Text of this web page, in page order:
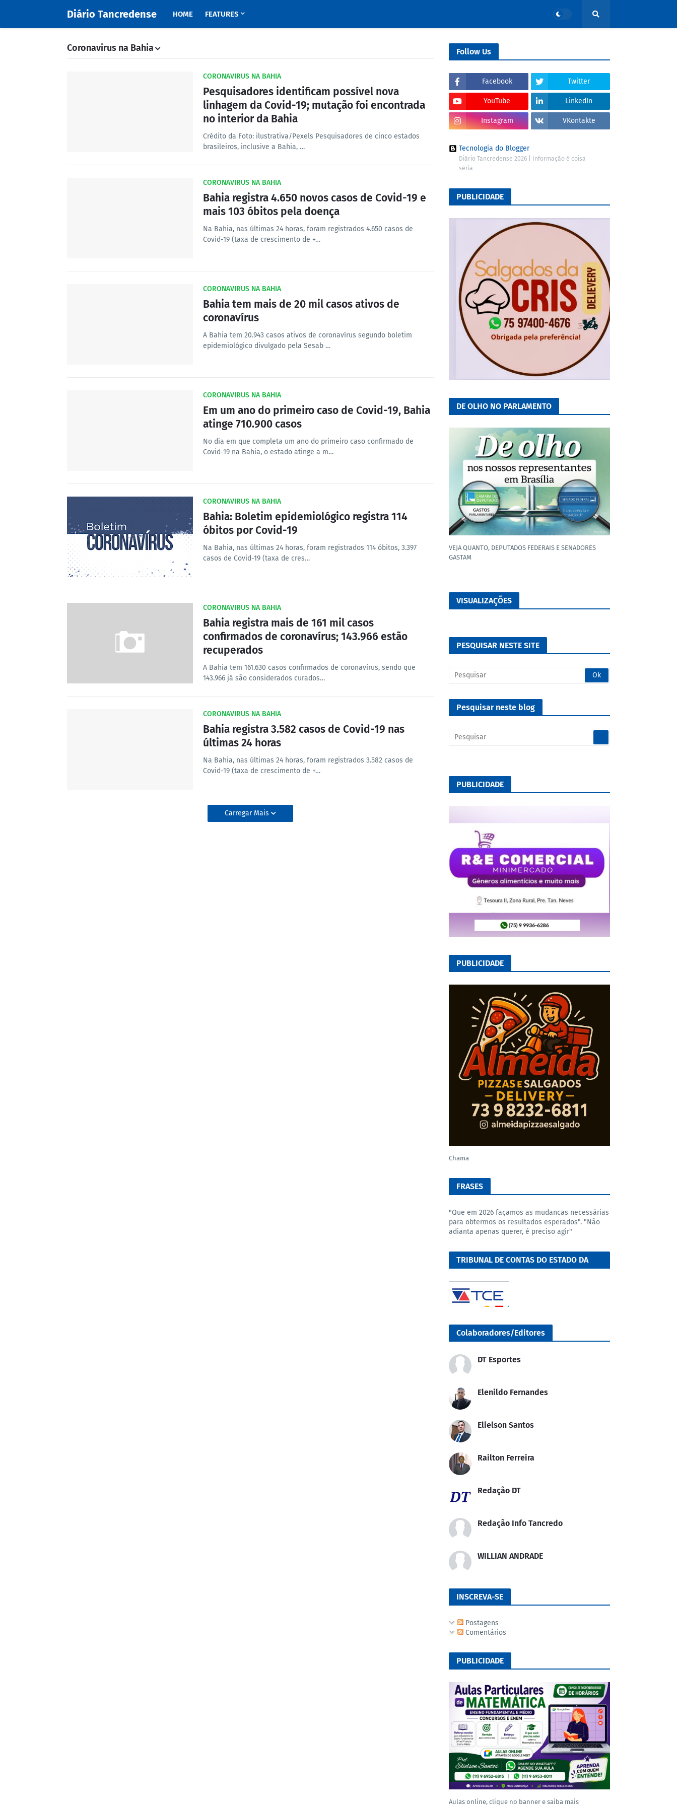
Diário Tancredense HOME FEATURES
Coronavirus na Bahia
CORONAVIRUS NA BAHIA
Pesquisadores identificam possível nova
linhagem da Covid-19; mutação foi encontrada
no interior da Bahia
Crédito da Foto: ilustrativa/Pexels Pesquisadores de cinco estados
brasileiros, inclusive a Bahia, …
CORONAVIRUS NA BAHIA
Bahia registra 4.650 novos casos de Covid-19 e
mais 103 óbitos pela doença
Na Bahia, nas últimas 24 horas, foram registrados 4.650 casos de
Covid-19 (taxa de crescimento de +…
CORONAVIRUS NA BAHIA
Bahia tem mais de 20 mil casos ativos de
coronavírus
A Bahia tem 20.943 casos ativos de coronavírus segundo boletim
epidemiológico divulgado pela Sesab …
CORONAVIRUS NA BAHIA
Em um ano do primeiro caso de Covid-19, Bahia
atinge 710.900 casos
No dia em que completa um ano do primeiro caso confirmado de
Covid-19 na Bahia, o estado atinge a m…
CORONAVIRUS NA BAHIA
Bahia: Boletim epidemiológico registra 114
óbitos por Covid-19
Na Bahia, nas últimas 24 horas, foram registrados 114 óbitos, 3.397
casos de Covid-19 (taxa de cres…
CORONAVIRUS NA BAHIA
Bahia registra mais de 161 mil casos
confirmados de coronavírus; 143.966 estão
recuperados
A Bahia tem 161.630 casos confirmados de coronavírus, sendo que
143.966 já são considerados curados…
CORONAVIRUS NA BAHIA
Bahia registra 3.582 casos de Covid-19 nas
últimas 24 horas
Na Bahia, nas últimas 24 horas, foram registrados 3.582 casos de
Covid-19 (taxa de crescimento de +…
Carregar Mais
Follow Us
Facebook Twitter
YouTube LinkedIn
Instagram VKontakte
Tecnologia do Blogger
Diário Tancredense 2026 | Informação é coisa
séria
PUBLICIDADE
DE OLHO NO PARLAMENTO
VEJA QUANTO, DEPUTADOS FEDERAIS E SENADORES
GASTAM
VISUALIZAÇÕES
PESQUISAR NESTE SITE
Pesquisar neste blog
PUBLICIDADE
PUBLICIDADE
Chama
FRASES
"Que em 2026 façamos as mudancas necessárias
para obtermos os resultados esperados". "Não
adianta apenas querer, é preciso agir"
TRIBUNAL DE CONTAS DO ESTADO DA
Colaboradores/Editores
DT Esportes
Elenildo Fernandes
Elielson Santos
Railton Ferreira
Redação DT
Redação Info Tancredo
WILLIAN ANDRADE
INSCREVA-SE
Postagens
Comentários
PUBLICIDADE
Aulas online, clique no banner e saiba mais